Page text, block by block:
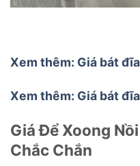
Xem thêm: Giá bát
Xem thêm: Giá bát
Giá Để Xoong
Chắc Chắn